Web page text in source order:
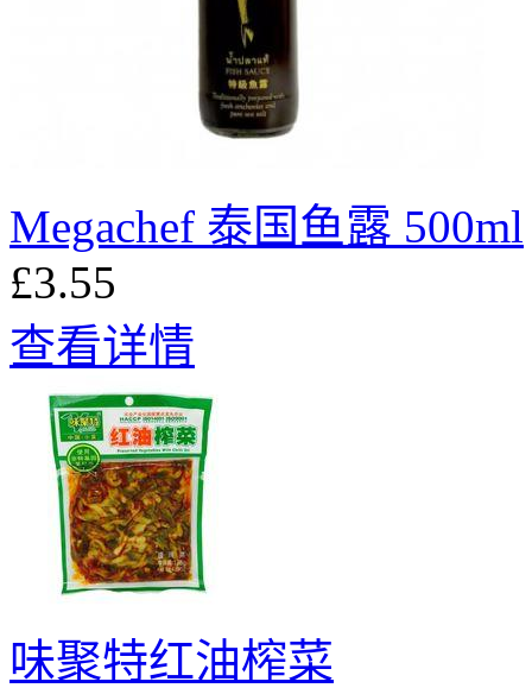
Megachef 泰国鱼露 500ml
£3.55
查看详情
味聚特红油榨菜